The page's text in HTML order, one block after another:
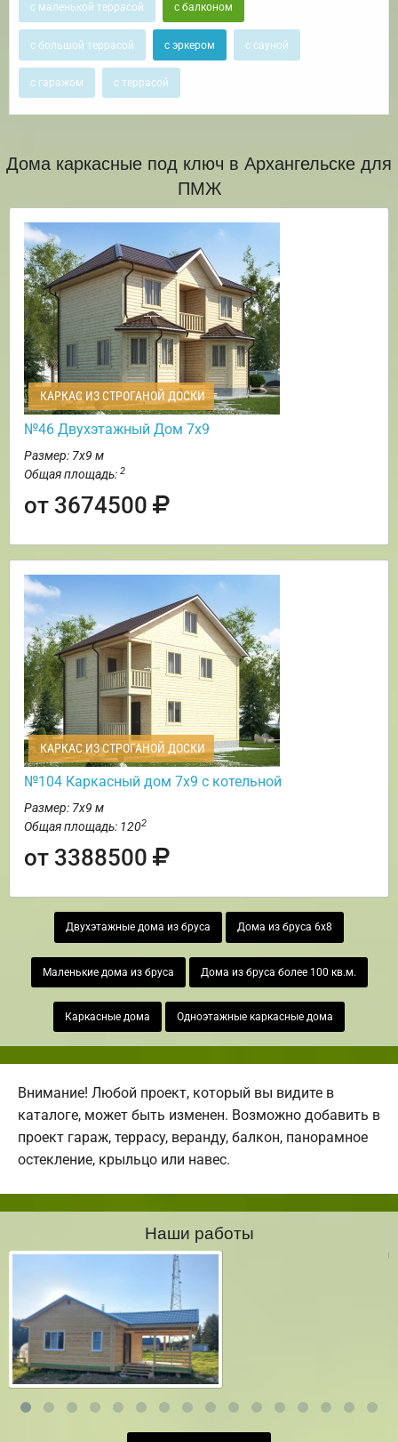
с маленькой террасой с балконом
с большой террасой с эркером с сауной
с гаражом с террасой
Дома каркасные под ключ в Архангельске для
ПМЖ
КАРКАС ИЗ СТРОГАНОЙ ДОСКИ
№46 Двухэтажный Дом 7х9
Размер: 7х9 м
Общая площадь: 2
от 3674500
КАРКАС ИЗ СТРОГАНОЙ ДОСКИ
№104 Каркасный дом 7х9 с котельной
Размер: 7х9 м
Общая площадь: 1202
от 3388500
Двухэтажные дома из бруса Дома из бруса 6х8
Маленькие дома из бруса Дома из бруса более 100 кв.м.
Каркасные дома Одноэтажные каркасные дома
Внимание! Любой проект, который вы видите в
каталоге, может быть изменен. Возможно добавить в
проект гараж, террасу, веранду, балкон, панорамное
остекление, крыльцо или навес.
Наши работы